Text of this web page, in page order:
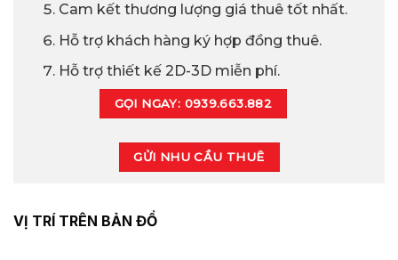
Cam kết thương lượng giá thuê tốt nhất.
Hỗ trợ khách hàng ký hợp đồng thuê.
Hỗ trợ thiết kế 2D-3D miễn phí.
GỌI NGAY: 0939.663.882
GỬI NHU CẦU THUÊ
VỊ TRÍ TRÊN BẢN ĐỒ